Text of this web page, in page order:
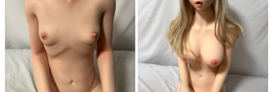
で
し
た。
¥69,800
で
す。
で
し
た。
で
す。